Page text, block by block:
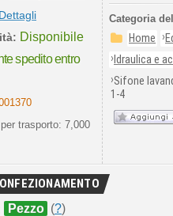
Dettagli
Disponibile
spedito entro
trasporto: 7,000
Categoria
Home ›
› Idraulica e
›Sifone
1-4
Pezzo (?)